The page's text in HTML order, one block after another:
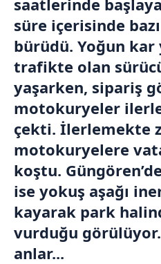
saatlerinde
süre içerisinde
bürüdü. Yoğun kar
trafikte olan
yaşarken, sipariş
motokuryeler
çekti. İlerlemekte
motokuryelere
koştu.
ise yokuş aşağı
kayarak park
vurduğu
anlar...